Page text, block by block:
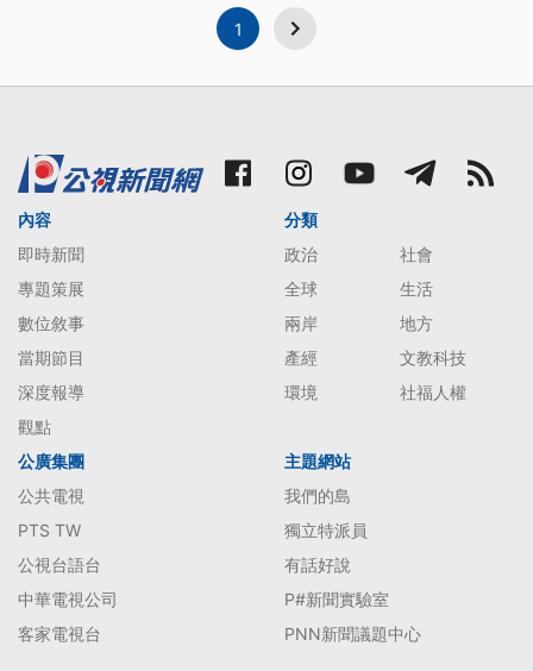
1
內容
即時新聞
專題策展
數位敘事
當期節目
深度報導
觀點
分類
政治
社會
全球
生活
兩岸
地方
產經
文教科技
環境
社福人權
公廣集團
公共電視
PTS TW
公視台語台
中華電視公司
客家電視台
主題網站
我們的島
獨立特派員
有話好說
P#新聞實驗室
PNN新聞議題中心